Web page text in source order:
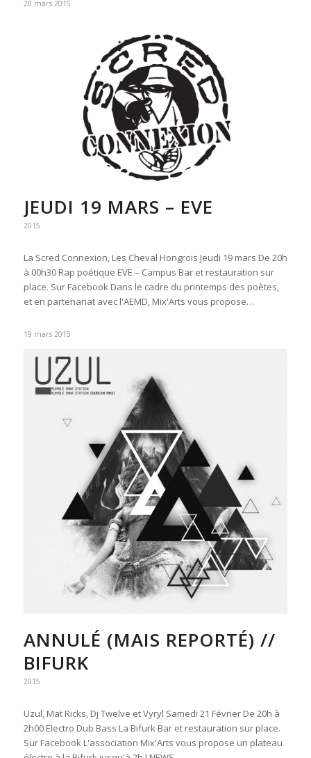
20 mars 2015
JEUDI 19 MARS – EVE
2015
La Scred Connexion, Les Cheval Hongrois Jeudi 19 mars De 20h
à 00h30 Rap poétique EVE – Campus Bar et restauration sur
place. Sur Facebook Dans le cadre du printemps des poètes,
et en partenariat avec l'AEMD, Mix'Arts vous propose…
19 mars 2015
ANNULÉ (MAIS REPORTÉ) //
BIFURK
2015
Uzul, Mat Ricks, Dj Twelve et Vyryl Samedi 21 Février De 20h à
2h00 Electro Dub Bass La Bifurk Bar et restauration sur place.
Sur Facebook L'association Mix'Arts vous propose un plateau